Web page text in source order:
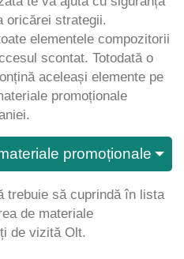
oricărei strategii.
elementele compozitorii
scontat. Totodată o
aceleași elemente pe
promoționale
promoționale
trebuie să cuprindă în lista
de materiale
de vizită Olt.